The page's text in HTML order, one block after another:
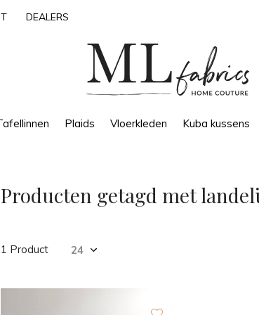
Plaids Vloerkleden Kuba kussens
DEALERS
Producten getagd met
1 Product